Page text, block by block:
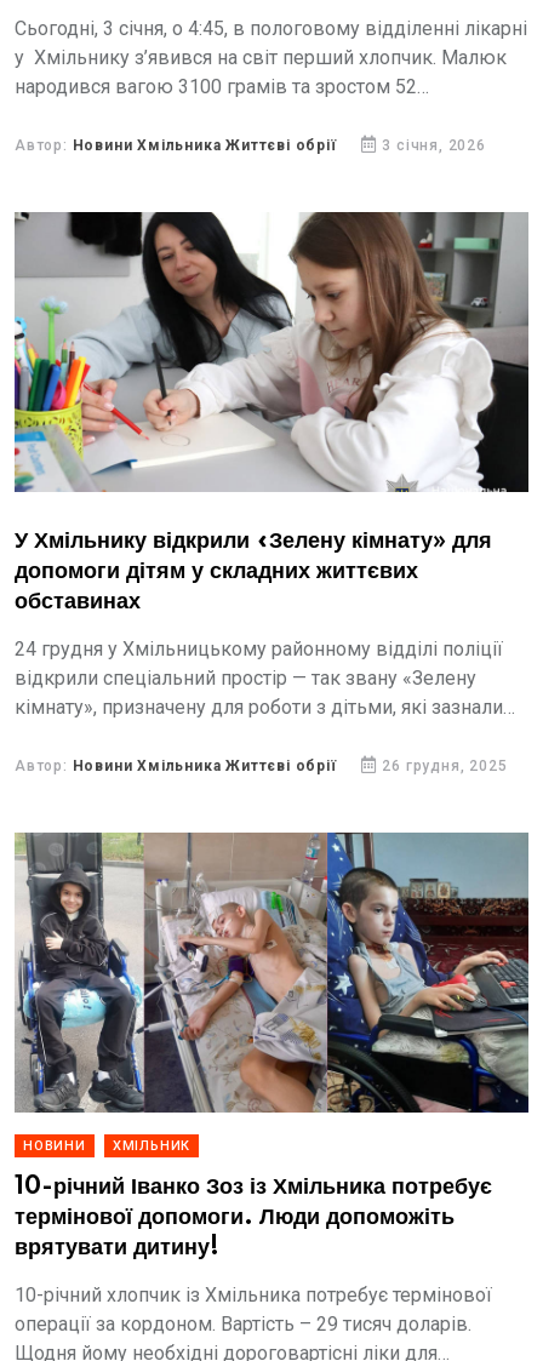
Сьогодні, 3 січня, о 4:45, в пологовому відділенні лікарні
у Хмільнику з’явився на світ перший хлопчик. Малюк
народився вагою 3100 грамів та зростом 52
Автор: Новини Хмільника Життєві обрії 3 січня, 2026
У Хмільнику відкрили «Зелену кімнату» для
допомоги дітям у складних життєвих
обставинах
24 грудня у Хмільницькому районному відділі поліції
відкрили спеціальний простір — так звану «Зелену
кімнату», призначену для роботи з дітьми, які зазнали
обставинах.
Автор: Новини Хмільника Життєві обрії 26 грудня, 2025
НОВИНИ ХМІЛЬНИК
10-річний Іванко Зоз із Хмільника потребує
термінової допомоги. Люди допоможіть
врятувати дитину!
10-річний хлопчик із Хмільника потребує термінової
операції за кордоном. Вартість – 29 тисяч доларів.
Щодня йому необхідні дороговартісні ліки для